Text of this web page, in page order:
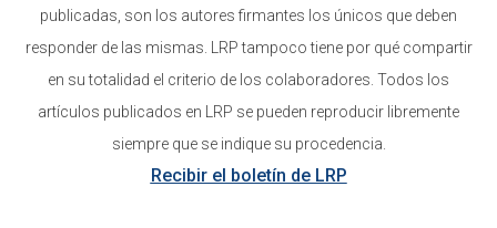
publicadas, son los autores firmantes los únicos que deben
responder de las mismas. LRP tampoco tiene por qué compartir
en su totalidad el criterio de los colaboradores. Todos los
artículos publicados en LRP se pueden reproducir libremente
siempre que se indique su procedencia.
Recibir el boletín de LRP